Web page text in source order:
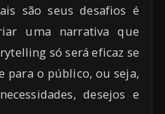
são seus desafios é
uma narrativa que
só será eficaz se
para o público, ou seja,
desejos e